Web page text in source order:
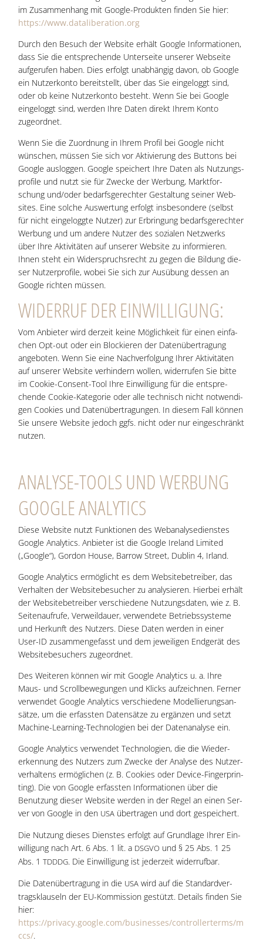
im Zusam­men­hang mit Goog­le-Pro­duk­ten fin­den Sie hier:
https://www.dataliberation.org
Durch den Besuch der Web­site erhält Goog­le Infor­ma­tio­nen,
dass Sie die ent­spre­chen­de Unter­sei­te unse­rer Web­sei­te
auf­ge­ru­fen haben. Dies erfolgt unab­hän­gig davon, ob Goog­le
ein Nut­zer­kon­to bereit­stellt, über das Sie ein­ge­loggt sind,
oder ob kei­ne Nut­zer­kon­to besteht. Wenn Sie bei Goog­le
ein­ge­loggt sind, wer­den Ihre Daten direkt Ihrem Kon­to
zugeordnet.
Wenn Sie die Zuord­nung in Ihrem Pro­fil bei Goog­le nicht
wün­schen, müs­sen Sie sich vor Akti­vie­rung des But­tons bei
Goog­le aus­log­gen. Goog­le spei­chert Ihre Daten als Nut­zungs­
pro­fi­le und nutzt sie für Zwe­cke der Wer­bung, Markt­for­
schung und/oder bedarfs­ge­rech­ter Gestal­tung sei­ner Web­
sites. Eine sol­che Aus­wer­tung erfolgt ins­be­son­de­re (selbst
für nicht ein­ge­logg­te Nut­zer) zur Erbrin­gung bedarfs­ge­rech­ter
Wer­bung und um ande­re Nut­zer des sozia­len Netz­werks
über Ihre Akti­vi­tä­ten auf unse­rer Web­site zu infor­mie­ren.
Ihnen steht ein Wider­spruchs­recht zu gegen die Bil­dung die­
ser Nut­zer­pro­fi­le, wobei Sie sich zur Aus­übung des­sen an
Goog­le rich­ten müssen.
WIDER­RUF DER EINWILLIGUNG:
Vom Anbie­ter wird der­zeit kei­ne Mög­lich­keit für einen ein­fa­
chen Opt-out oder ein Blo­ckie­ren der Daten­über­tra­gung
ange­bo­ten. Wenn Sie eine Nach­ver­fol­gung Ihrer Akti­vi­tä­ten
auf unse­rer Web­site ver­hin­dern wol­len, wider­ru­fen Sie bit­te
im Coo­kie-Con­sent-Tool Ihre Ein­wil­li­gung für die ent­spre­
chen­de Coo­kie-Kate­go­rie oder alle tech­nisch nicht not­wen­di­
gen Coo­kies und Daten­über­tra­gun­gen. In die­sem Fall kön­nen
Sie unse­re Web­site jedoch ggfs. nicht oder nur ein­ge­schränkt
nutzen.
ANA­LY­SE-TOOLS UND WERBUNG
GOOG­LE ANALYTICS
Die­se Web­site nutzt Funk­tio­nen des Web­ana­ly­se­diens­tes
Goog­le Ana­ly­tics. Anbie­ter ist die Goog­le Ire­land Limi­t­ed
(„Goog­le“), Gor­don House, Bar­row Street, Dub­lin 4, Irland.
Goog­le Ana­ly­tics ermög­licht es dem Web­site­be­trei­ber, das
Ver­hal­ten der Web­site­be­su­cher zu ana­ly­sie­ren. Hier­bei erhält
der Web­site­be­trei­ber ver­schie­de­ne Nut­zungs­da­ten, wie z. B.
Sei­ten­auf­ru­fe, Ver­weil­dau­er, ver­wen­de­te Betriebs­sys­te­me
und Her­kunft des Nut­zers. Die­se Daten wer­den in einer
User-ID zusam­men­ge­fasst und dem jewei­li­gen End­ge­rät des
Web­site­be­su­chers zugeordnet.
Des Wei­te­ren kön­nen wir mit Goog­le Ana­ly­tics u. a. Ihre
Maus- und Scroll­be­we­gun­gen und Klicks auf­zeich­nen. Fer­ner
ver­wen­det Goog­le Ana­ly­tics ver­schie­de­ne Model­lie­rungs­an­
sät­ze, um die erfass­ten Daten­sät­ze zu ergän­zen und setzt
Machi­ne-Lear­ning-Tech­no­lo­gien bei der Daten­ana­ly­se ein.
Goog­le Ana­ly­tics ver­wen­det Tech­no­lo­gien, die die Wie­der­
erken­nung des Nut­zers zum Zwe­cke der Ana­ly­se des Nut­zer­
ver­hal­tens ermög­li­chen (z. B. Coo­kies oder Device-Fin­ger­prin­
ting). Die von Goog­le erfass­ten Infor­ma­tio­nen über die
Benut­zung die­ser Web­site wer­den in der Regel an einen Ser­
ver von Goog­le in den USA über­tra­gen und dort gespeichert.
Die Nut­zung die­ses Diens­tes erfolgt auf Grund­la­ge Ihrer Ein­
wil­li­gung nach Art. 6 Abs. 1 lit. a DSGVO und § 25 Abs. 1 25
Abs. 1TDDDG. Die Ein­wil­li­gung ist jeder­zeit widerrufbar.
Die Daten­über­tra­gung in die USA wird auf die Stan­dard­ver­
trags­klau­seln der EU-Kom­mis­si­on gestützt. Details fin­den Sie
hier:
https://privacy.google.com/businesses/controllerterms/m
ccs/.